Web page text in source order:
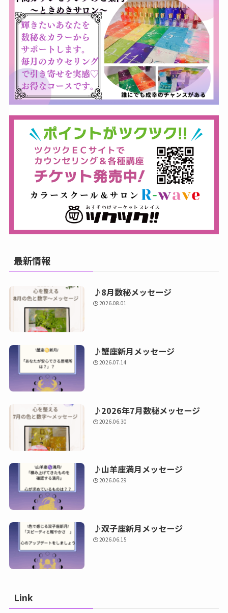
最新情報
♪8月数秘メッセージ
2026.08.01
♪蟹座新月メッセージ
2026.07.14
♪2026年7月数秘メッセージ
2026.06.30
♪山羊座満月メッセージ
2026.06.29
♪双子座新月メッセージ
2026.06.15
Link